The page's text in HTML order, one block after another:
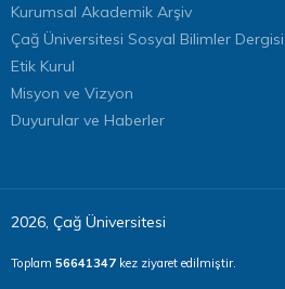
Kurumsal Akademik Arşiv
Çağ Üniversitesi Sosyal Bilimler Dergisi
Etik Kurul
Misyon ve Vizyon
Duyurular ve Haberler
2026, Çağ Üniversitesi
Toplam 56641347 kez ziyaret edilmiştir.